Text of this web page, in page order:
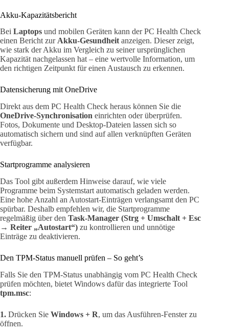
Akku-Kapazitätsbericht
Bei Laptops und mobilen Geräten kann der PC Health Check
einen Bericht zurAkku-Gesundheitanzeigen. Dieser zeigt,
wie stark der Akku im Vergleich zu seiner ursprünglichen
Kapazität nachgelassen hat – eine wertvolle Information, um
den richtigen Zeitpunkt für einen Austausch zu erkennen.
Datensicherung mit OneDrive
Direkt aus dem PC Health Check heraus können Sie die
OneDrive-Synchronisation einrichten oder überprüfen.
Fotos, Dokumente und Desktop-Dateien lassen sich so
automatisch sichern und sind auf allen verknüpften Geräten
verfügbar.
Startprogramme analysieren
Das Tool gibt außerdem Hinweise darauf, wie viele
Programme beim Systemstart automatisch geladen werden.
Eine hohe Anzahl an Autostart-Einträgen verlangsamt den PC
spürbar. Deshalb empfehlen wir, die Startprogramme
regelmäßig über den Task-Manager (Strg + Umschalt + Esc
→ Reiter „Autostart“) zu kontrollieren und unnötige
Einträge zu deaktivieren.
Den TPM-Status manuell prüfen – So geht’s
Falls Sie den TPM-Status unabhängig vom PC Health Check
prüfen möchten, bietet Windows dafür das integrierte Tool
tpm.msc:
1. Drücken Sie Windows + R, um das Ausführen-Fenster zu
öffnen.